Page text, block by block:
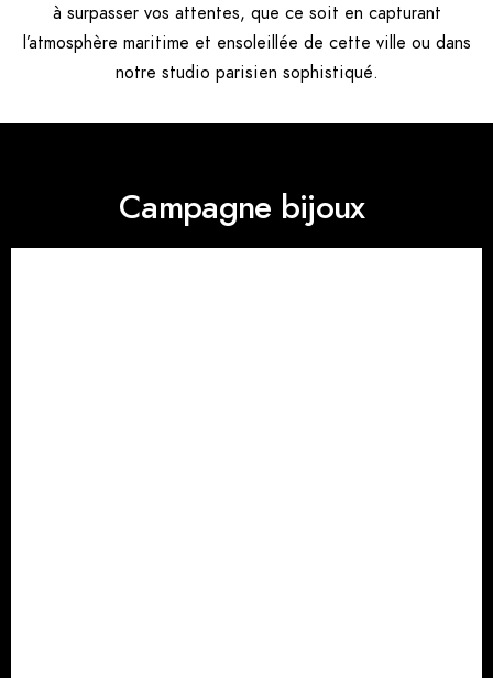
à surpasser vos attentes, que ce soit en capturant
l’atmosphère maritime et ensoleillée de cette ville ou dans
notre studio parisien sophistiqué.
Campagne bijoux ​